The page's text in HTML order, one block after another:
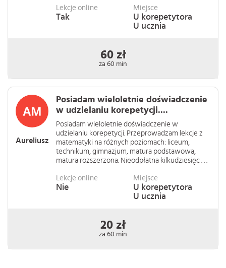
Lekcje online
Tak
Miejsce
U korepetytora
U ucznia
60 zł
za 60 min
Aureliusz
Posiadam wieloletnie doświadczenie
w udzielaniu korepetycji....
Posiadam wieloletnie doświadczenie w
udzielaniu korepetycji. Przeprowadzam lekcje z
matematyki na różnych poziomach: liceum,
technikum, gimnazjum, matura podstawowa,
matura rozszerzona. Nieodpłatna kilkudziesięc . . .
Lekcje online
Nie
Miejsce
U korepetytora
U ucznia
20 zł
za 60 min